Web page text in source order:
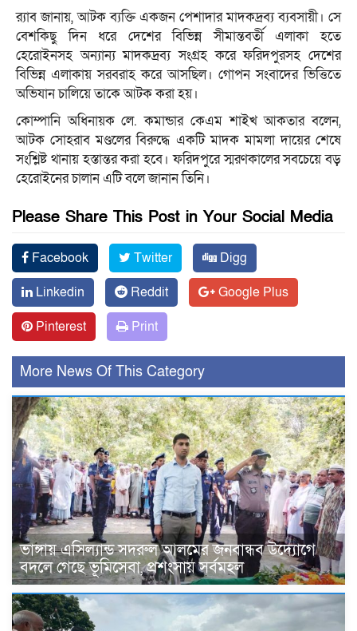
র‍্যাব জানায়, আটক ব্যক্তি একজন পেশাদার মাদকদ্রব্য ব্যবসায়ী। সে
বেশকিছু দিন ধরে দেশের বিভিন্ন সীমান্তবর্তী এলাকা হতে
হেরোইনসহ অন্যান্য মাদকদ্রব্য সংগ্রহ করে ফরিদপুরসহ দেশের
বিভিন্ন এলাকায় সরবরাহ করে আসছিল। গোপন সংবাদের ভিত্তিতে
অভিযান চালিয়ে তাকে আটক করা হয়।
কোম্পানি অধিনায়ক লে. কমান্ডার কেএম শাইখ আকতার বলেন,
আটক সোহরাব মণ্ডলের বিরুদ্ধে একটি মাদক মামলা দায়ের শেষে
সংশ্লিষ্ট থানায় হস্তান্তর করা হবে। ফরিদপুরে স্মরণকালের সবচেয়ে বড়
হেরোইনের চালান এটি বলে জানান তিনি।
Please Share This Post in Your Social Media
Facebook Twitter
Digg
Linkedin
Reddit
Google Plus
Pinterest
Print
More News Of This Category
ভাঙ্গায় এসিল্যান্ড সদরুল আলমের জনবান্ধব উদ্যোগে
বদলে গেছে ভূমিসেবা, প্রশংসায় সর্বমহল